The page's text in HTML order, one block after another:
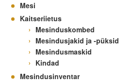
Mesi
Kaitseriietus
Mesinduskombed
Mesindusjakid ja -püksid
Mesindusmaskid
Kindad
Mesindusinventar